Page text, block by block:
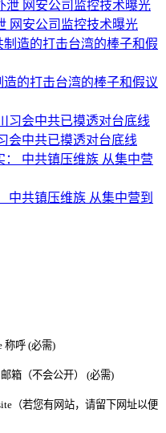
网安公司监控技术曝光
造的打击台湾的棒子和假议
会中共已摸透对台底线
中共镇压维族 从集中营到
称呼 (必需)
箱（不会公开） (必需)
（若您有网站，请留下网址以便